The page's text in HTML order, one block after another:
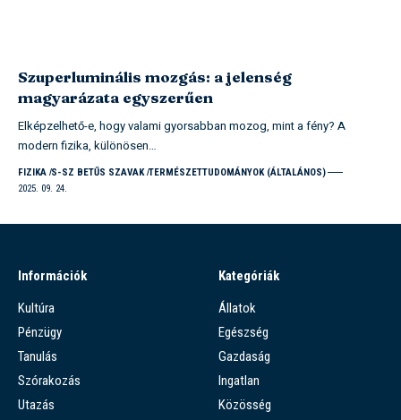
Szuperluminális mozgás: a jelenség
magyarázata egyszerűen
Elképzelhető-e, hogy valami gyorsabban mozog, mint a fény? A
modern fizika, különösen…
FIZIKA S-SZ BETŰS SZAVAK TERMÉSZETTUDOMÁNYOK (ÁLTALÁNOS)
2025. 09. 24.
Információk
Kultúra
Pénzügy
Tanulás
Szórakozás
Utazás
Kategóriák
Állatok
Egészség
Gazdaság
Ingatlan
Közösség